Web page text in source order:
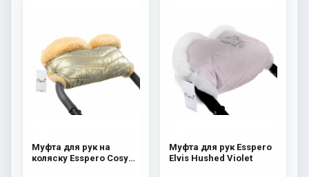
Муфта для рук на
коляску Esspero Cosy
Муфта для рук Esspero
Elvis Hushed Violet